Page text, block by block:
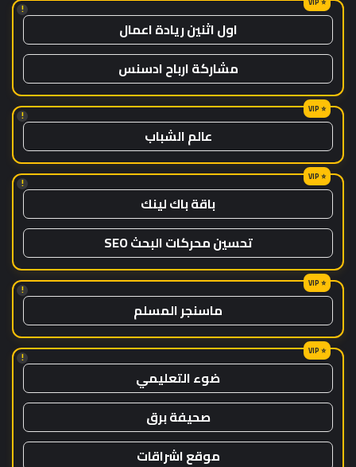
!
اول اثنين ريادة اعمال
مشاركة ارباح ادسنس
!
عالم الشباب
!
باقة باك لينك
تحسين محركات البحث SEO
!
ماسنجر المسلم
!
ضوء التعليمي
صحيفة برق
موقع اشراقات